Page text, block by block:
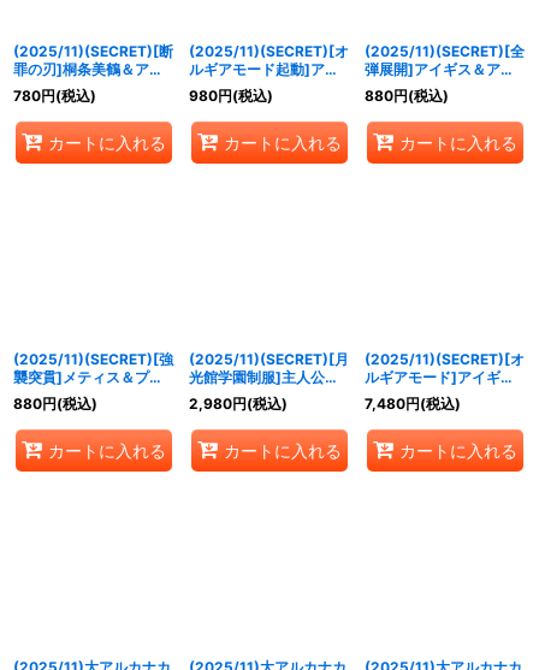
(2025/11)(SECRET)[断
罪の刃]桐条美鶴＆アル
テミシア【X-SEC】
{CB33-X05}《多》
780円(税込)
カートに入れる
(2025/11)(SECRET)[オ
ルギアモード起動]アイ
ギス＆パラディオン【X-
SEC】{CB33-X06}
《多》
980円(税込)
カートに入れる
(2025/11)(SECRET)[全
弾展開]アイギス＆アテ
ナ【X-SEC】{CB33-
X07}《多》
880円(税込)
カートに入れる
(2025/11)(SECRET)[強
襲突貫]メティス＆プシ
ュケイ【X-SEC】
{CB33-X08}《青》
880円(税込)
カートに入れる
(2025/11)(SECRET)[月
光館学園制服]主人公
【X-SEC】{CB33-
X09}《青》
2,980円(税込)
カートに入れる
(2025/11)(SECRET)[オ
ルギアモード]アイギス
【XX-SEC】{CB33-
XX01}《多》
7,480円(税込)
カートに入れる